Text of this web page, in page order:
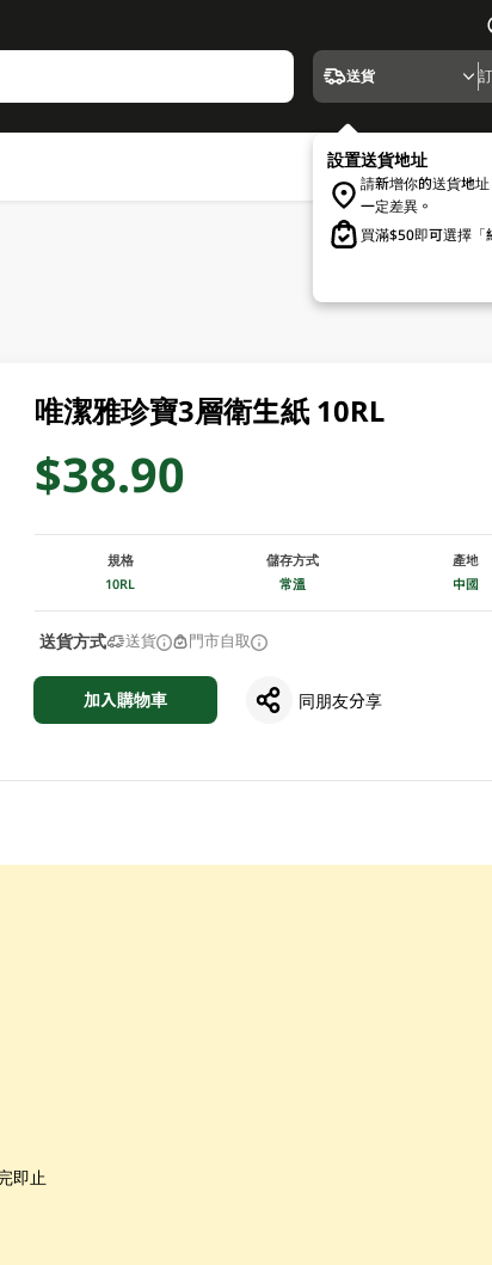
送貨
設置送貨地址
請新增你的送貨地
一定差異。
買滿$50即可選擇「
唯潔雅珍寶3層衛生紙 10RL
$38.90
規格
10RL
儲存方式
常溫
產地
中國
送貨方式 送貨 門市自取
加入購物車 同朋友分享
即止